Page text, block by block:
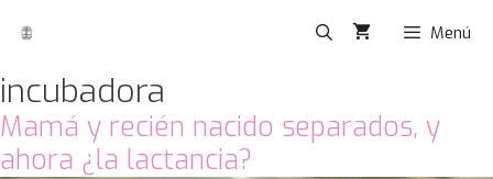
Menú
incubadora
Mamá y recién nacido separados, y
ahora ¿la lactancia?